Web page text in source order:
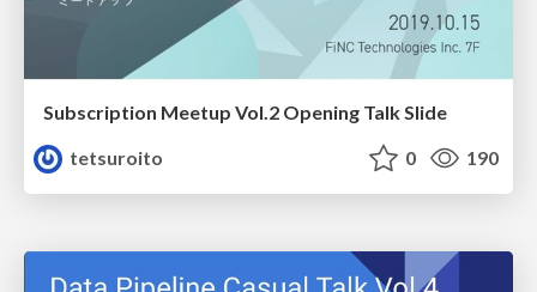
Subscription Meetup Vol.2 Opening Talk Slide
tetsuroito
0 190